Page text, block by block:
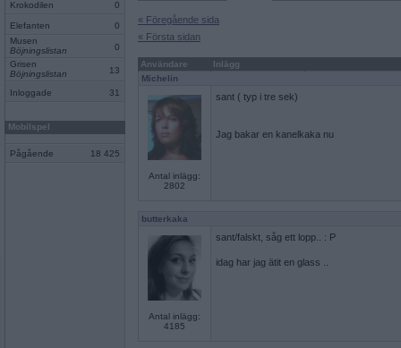
Krokodilen 0
Elefanten
0
Musen
Böjningslistan
0
Grisen
Böjningslistan
13
Inloggade 31
Mobilspel
Pågående 18 425
« Föregående sida
« Första sidan
Användare
Inlägg
Michelin
Antal inlägg:
2802
sant ( typ i tre sek)
Jag bakar en kanelkaka nu
butterkaka
Antal inlägg:
4185
sant/falskt, såg ett lopp.. : P
idag har jag ätit en glass ..